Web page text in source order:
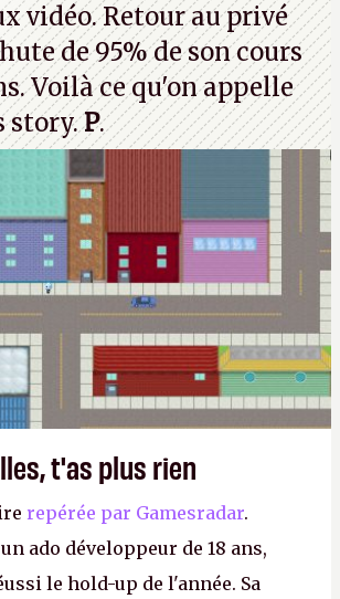
vidéo. Retour au privé
de 95% de son cours
Voilà ce qu'on appelle
story.P.
t'as plus rien
repérée par Gamesradar.
ado développeur de 18 ans,
le hold-up de l'année. Sa